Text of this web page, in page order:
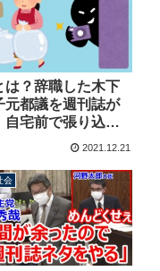
は？辞職した木下
元都議を週刊誌が
自宅前で張り込み
出されたゴミの内
にする
2021.12.21
会